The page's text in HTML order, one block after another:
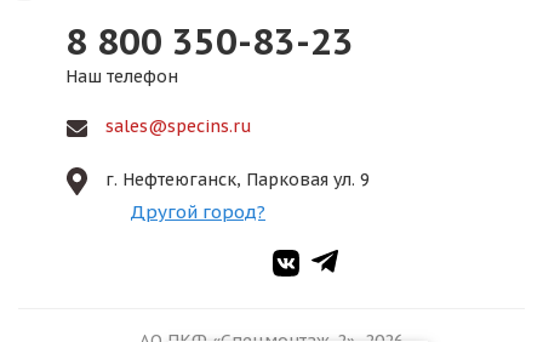
8 800 350-83-23
Наш телефон
sales@specins.ru
г. Нефтеюганск, Парковая ул. 9
Другой город?